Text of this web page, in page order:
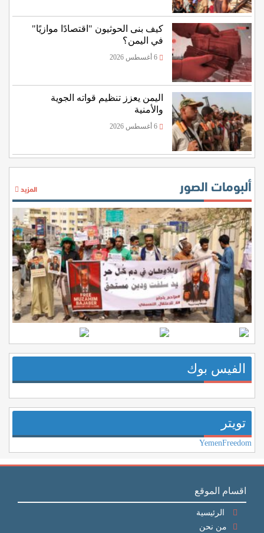
كيف بنى الحوثيون "اقتصادًا موازيًا"
في اليمن؟
6 أغسطس 2026
اليمن يعزز تنظيم قواته الجوية
والأمنية
6 أغسطس 2026
ألبومات الصور المزيد
الفيس بوك
تويتر
YemenFreedom
اقسام الموقع
الرئيسية
من نحن